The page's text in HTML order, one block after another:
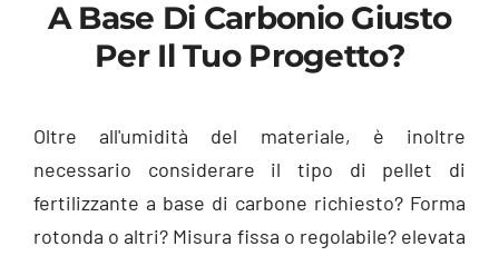
A Base Di Carbonio Giusto
Per Il Tuo Progetto?
Oltre all'umidità del materiale, è inoltre
necessario considerare il tipo di pellet di
fertilizzante a base di carbone richiesto? Forma
rotonda o altri? Misura fissa o regolabile? elevata